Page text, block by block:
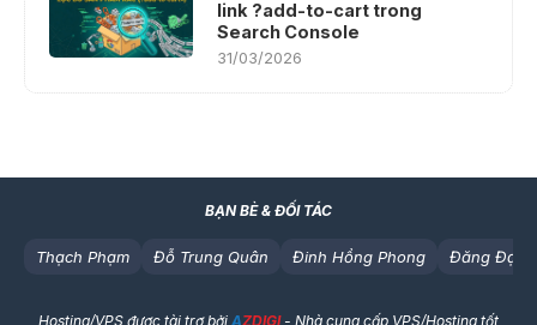
link ?add-to-cart trong
Search Console
31/03/2026
BẠN BÈ & ĐỐI TÁC
Thạch Phạm Đỗ Trung Quân Đinh Hồng Phong Đăng Đạt
Hosting/VPS được tài trợ bởi AZDIGI - Nhà cung cấp VPS/Hosting tốt